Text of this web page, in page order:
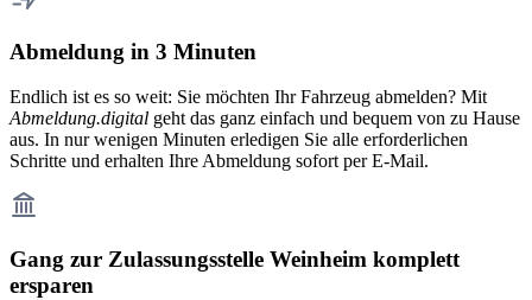
Abmeldung in 3 Minuten
Endlich ist es so weit: Sie möchten Ihr Fahrzeug abmelden? Mit
Abmeldung.digital geht das ganz einfach und bequem von zu Hause
aus. In nur wenigen Minuten erledigen Sie alle erforderlichen
Schritte und erhalten Ihre Abmeldung sofort per E-Mail.
Gang zur Zulassungsstelle Weinheim komplett
ersparen